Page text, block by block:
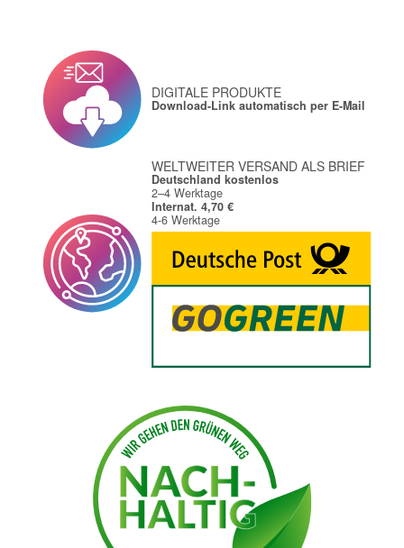
DIGITALE PRODUKTE
Download-Link automatisch per E-Mail
WELTWEITER VERSAND ALS BRIEF
Deutschland kostenlos
2–4 Werktage
Internat. 4,70 €
4-6 Werktage